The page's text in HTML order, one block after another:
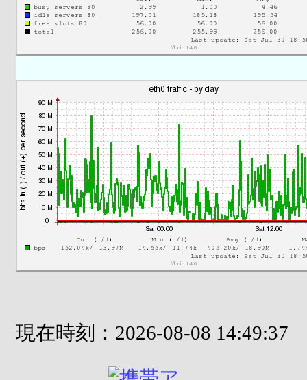
現在時刻：2026-08-08 14:49:37